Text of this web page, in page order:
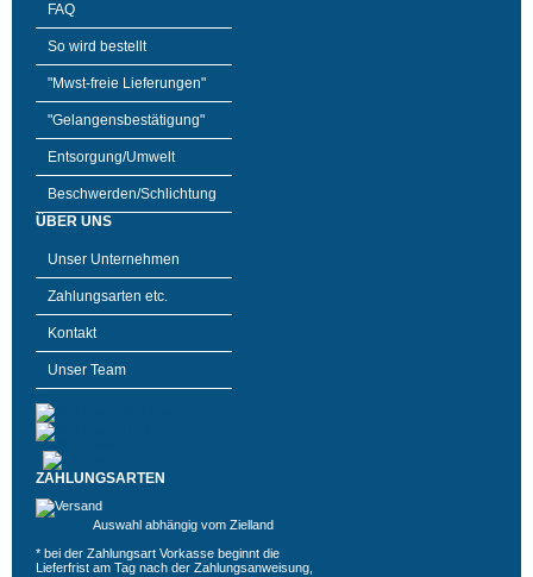
FAQ
So wird bestellt
"Mwst-freie Lieferungen"
"Gelangensbestätigung"
Entsorgung/Umwelt
Beschwerden/Schlichtung
ÜBER UNS
Unser Unternehmen
Zahlungsarten etc.
Kontakt
Unser Team
ZAHLUNGSARTEN
Auswahl abhängig vom Zielland
* bei der Zahlungsart Vorkasse beginnt die
Lieferfrist am Tag nach der Zahlungsanweisung,